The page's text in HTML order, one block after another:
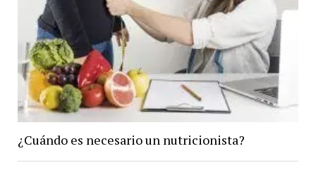
¿Cuándo es necesario un nutricionista?